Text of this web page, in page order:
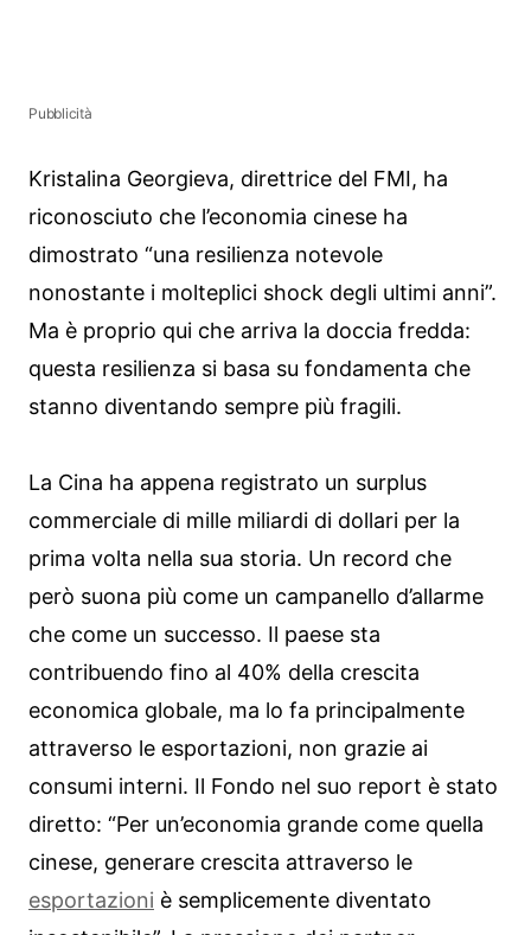
Pubblicità
Kristalina Georgieva, direttrice del FMI, ha
riconosciuto che l’economia cinese ha
dimostrato “una resilienza notevole
nonostante i molteplici shock degli ultimi anni”.
Ma è proprio qui che arriva la doccia fredda:
questa resilienza si basa su fondamenta che
stanno diventando sempre più fragili.
La Cina ha appena registrato un surplus
commerciale di mille miliardi di dollari per la
prima volta nella sua storia. Un record che
però suona più come un campanello d’allarme
che come un successo. Il paese sta
contribuendo fino al 40% della crescita
economica globale, ma lo fa principalmente
attraverso le esportazioni, non grazie ai
consumi interni. Il Fondo nel suo report è stato
diretto: “Per un’economia grande come quella
cinese, generare crescita attraverso le
esportazioni è semplicemente diventato